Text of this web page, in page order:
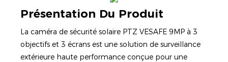
Présentation Du Produit
La caméra de sécurité solaire PTZ VESAFE 9MP à 3
objectifs et 3 écrans est une solution de surveillance
extérieure haute performance conçue pour une